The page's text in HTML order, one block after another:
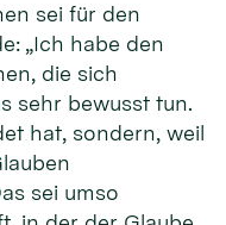
sei für den
„Ich habe den
die sich
sehr bewusst tun.
hat, sondern, weil
sei umso